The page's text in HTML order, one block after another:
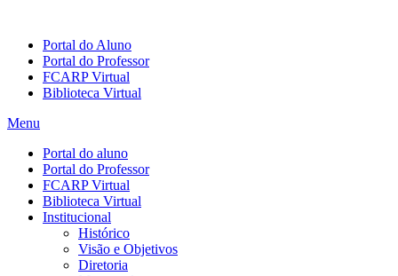
Portal do Aluno
Portal do Professor
FCARP Virtual
Biblioteca Virtual
Menu
Portal do aluno
Portal do Professor
FCARP Virtual
Biblioteca Virtual
Institucional
Histórico
Visão e Objetivos
Diretoria